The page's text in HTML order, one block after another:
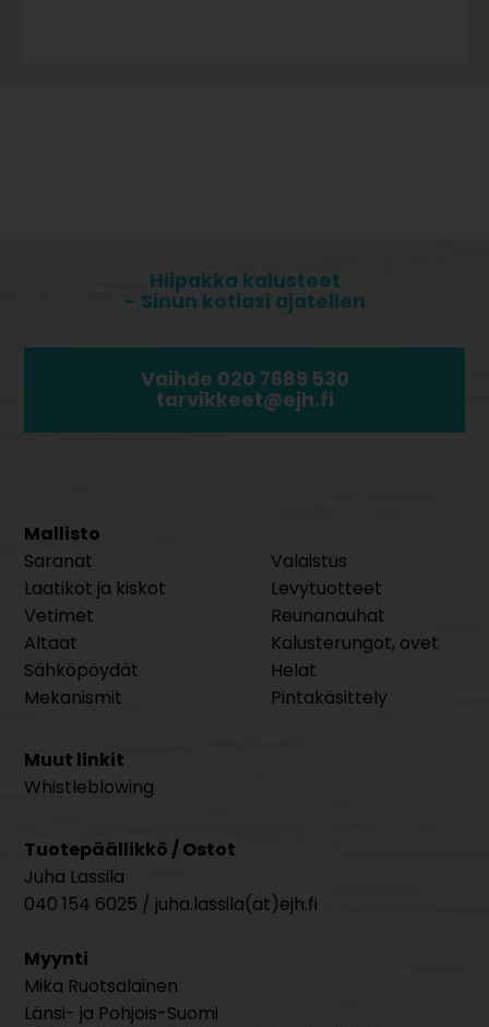
Hiipakka kalusteet
- Sinun kotiasi ajatellen
Vaihde 020 7689 530
tarvikkeet@ejh.fi
Mallisto
Saranat
Laatikot ja kiskot
Vetimet
Altaat
Sähköpöydät
Mekanismit
Valaistus
Levytuotteet
Reunanauhat
Kalusterungot, ovet
Helat
Pintakäsittely
Muut linkit
Whistleblowing
Tuotepäällikkö / Ostot
Juha Lassila
040 154 6025 / juha.lassila(at)ejh.fi
Myynti
Mika Ruotsalainen
Länsi- ja Pohjois-Suomi